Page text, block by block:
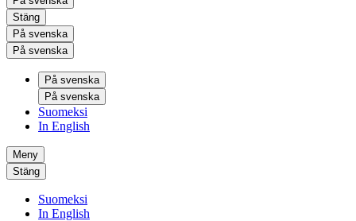
Stäng
På svenska
På svenska
På svenska
På svenska
Suomeksi
In English
Meny
Stäng
Suomeksi
In English